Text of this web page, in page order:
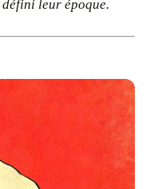
leur époque.